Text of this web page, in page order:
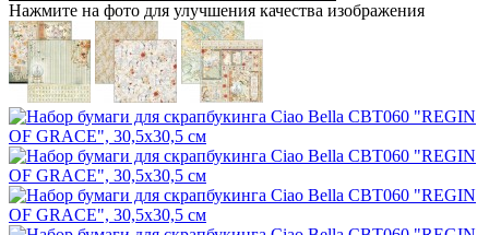
Нажмите на фото для улучшения качества изображения